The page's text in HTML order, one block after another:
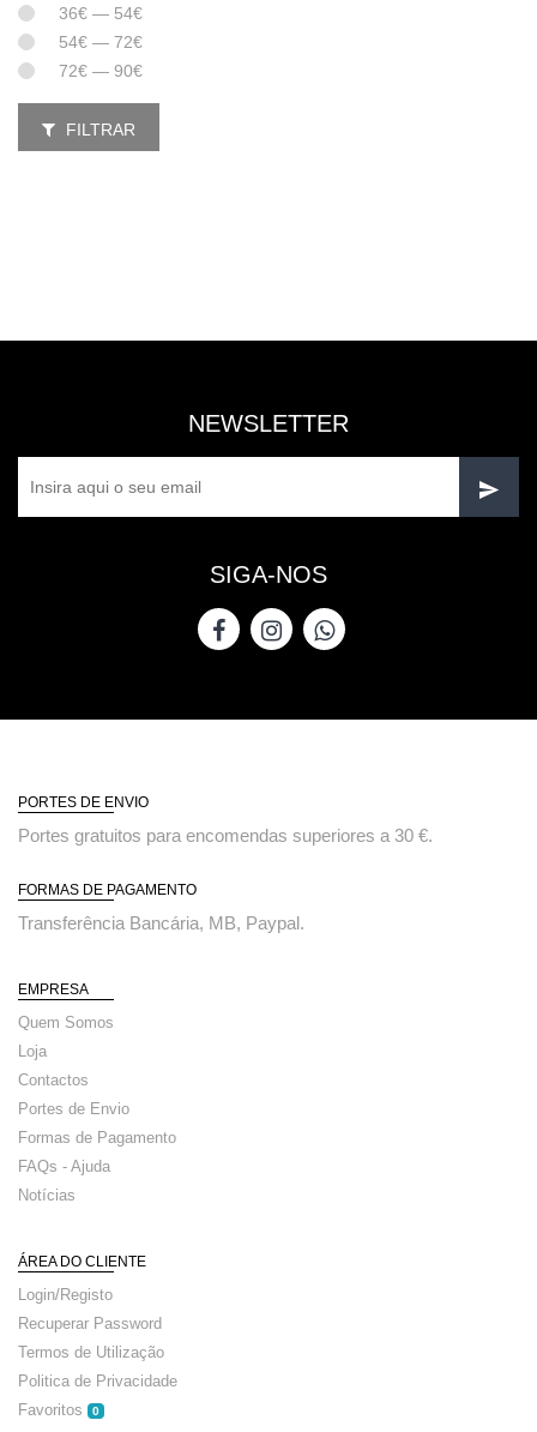
36€ — 54€
54€ — 72€
72€ — 90€
FILTRAR
NEWSLETTER
SIGA-NOS
PORTES DE ENVIO
Portes gratuitos para encomendas superiores a 30 €.
FORMAS DE PAGAMENTO
Transferência Bancária, MB, Paypal.
EMPRESA
Quem Somos
Loja
Contactos
Portes de Envio
Formas de Pagamento
FAQs - Ajuda
Notícias
ÁREA DO CLIENTE
Login/Registo
Recuperar Password
Termos de Utilização
Politica de Privacidade
Favoritos
0